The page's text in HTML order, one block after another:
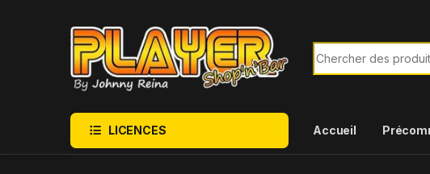
Recherche de :
LICENCES Accueil